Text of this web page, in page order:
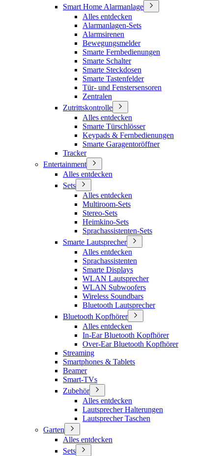
Smart Home Alarmanlage
Alles entdecken
Alarmanlagen-Sets
Alarmsirenen
Bewegungsmelder
Smarte Fernbedienungen
Smarte Schalter
Smarte Steckdosen
Smarte Tastenfelder
Tür- und Fenstersensoren
Zentralen
Zutrittskontrolle
Alles entdecken
Smarte Türschlösser
Keypads & Fernbedienungen
Smarte Garagentoröffner
Tracker
Entertainment
Alles entdecken
Sets
Alles entdecken
Multiroom-Sets
Stereo-Sets
Heimkino-Sets
Sprachassistenten-Sets
Smarte Lautsprecher
Alles entdecken
Sprachassistenten
Smarte Displays
WLAN Lautsprecher
WLAN Subwoofers
Wireless Soundbars
Bluetooth Lautsprecher
Bluetooth Kopfhörer
Alles entdecken
In-Ear Bluetooth Kopfhörer
Over-Ear Bluetooth Kopfhörer
Streaming
Smartphones & Tablets
Beamer
Smart-TVs
Zubehör
Alles entdecken
Lautsprecher Halterungen
Lautsprecher Taschen
Garten
Alles entdecken
Sets